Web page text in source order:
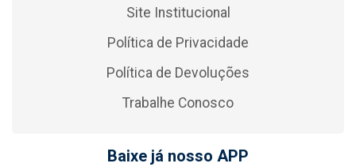
Site Institucional
Política de Privacidade
Política de Devoluções
Trabalhe Conosco
Baixe já nosso APP